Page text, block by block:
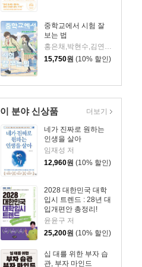
중학교에서 시험 잘
보는 법
홍은채,박현수,김연수,김서인 저
15,750원 (10% 할인)
이 분야 신상품
네가 진짜로 원하는
인생을 살아
임재성 저
12,960원 (10% 할인)
2028 대한민국 대학
입시 트렌드 : 28년 대
입개편안 총정리!
윤윤구 저
25,200원 (10% 할인)
십 대를 위한 부자 습
관, 부자 마인드
더보기